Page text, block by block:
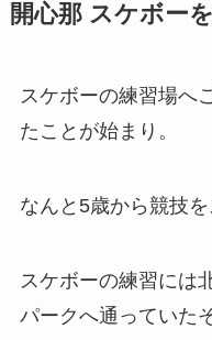
開心那 スケボー
スケボーの練習場へ
たことが始まり。
なんと5歳から競技を
スケボーの練習には
パークへ通っていた